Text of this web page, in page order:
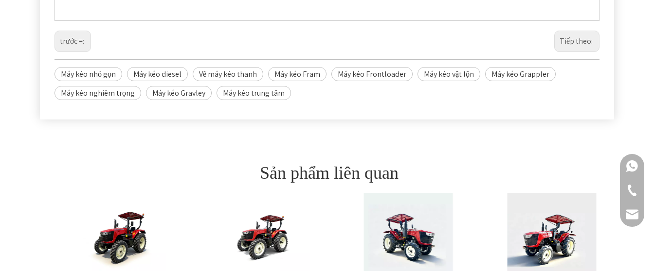
trước =: Tiếp theo:
Máy kéo nhỏ gọn Máy kéo diesel Vẽ máy kéo thanh Máy kéo Fram Máy kéo Frontloader Máy kéo vật lộn
Máy kéo Grappler
Máy kéo nghiêm trọng
Máy kéo Gravley Máy kéo trung tâm
Sản phẩm liên quan +86
+86-